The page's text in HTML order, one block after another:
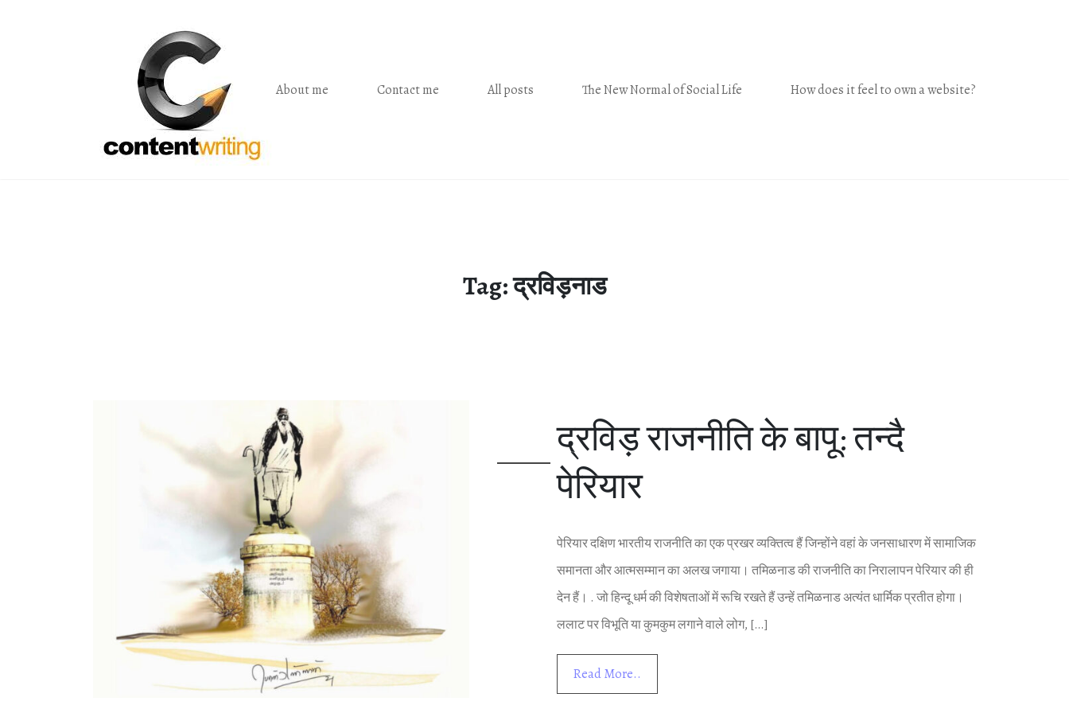
About me
Contact me All posts The New Normal of Social Life How does it feel to own a website?
Tag:द्रव‍िड़नाड
द्रव‍िड़ राजनीत‍ि के बापू: तन्‍दै
पेर‍ियार
पेर‍ियार दक्ष‍िण भारतीय राजनीत‍ि का एक प्रखर व्‍यक्त‍ित्‍व हैं ज‍िन्‍होंने वहां के जनसाधारण में सामाज‍िक
समानता और आत्‍मसम्‍मान का अलख जगाया। तम‍िळनाड की राजनीत‍ि का न‍िरालापन पेर‍ियार की ही
देन हैं। . जो ह‍िन्‍दू धर्म की व‍िशेषताओं में रूच‍ि रखते हैं उन्‍हें तम‍िळनाड अत्‍यंत धार्म‍िक प्रतीत होगा।
ललाट पर व‍िभूत‍ि या कुमकुम लगाने वाले लोग, […]
Read More..